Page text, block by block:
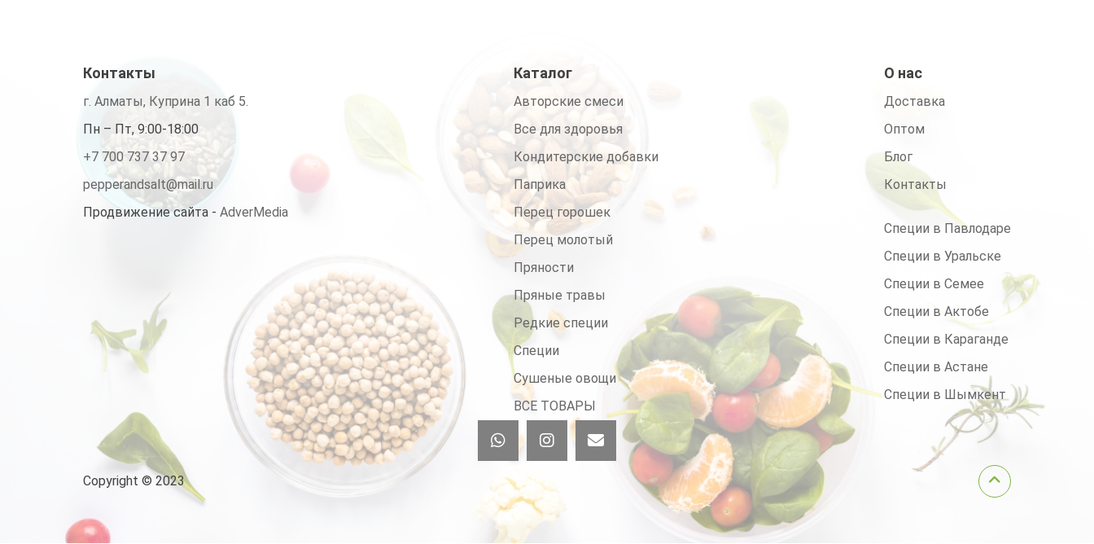
Контакты
г. Алматы, Куприна 1 каб 5.
Пн – Пт, 9:00-18:00
+7 700 737 37 97
pepperandsalt@mail.ru
Продвижение сайта - AdverMedia
Каталог
Авторские смеси
Все для здоровья
Кондитерские добавки
Паприка
Перец горошек
Перец молотый
Пряности
Пряные травы
Редкие специи
Специи
Сушеные овощи
ВСЕ ТОВАРЫ
О нас
Доставка
Оптом
Блог
Контакты
Специи в Павлодаре
Специи в Уральске
Специи в Семее
Специи в Актобе
Специи в Караганде
Специи в Астане
Специи в Шымкент
Copyright © 2023